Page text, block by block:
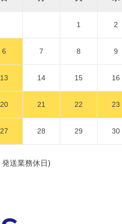
1 2
6 7 8 9
13 14 15 16
20 21 22 23
27 28 29 30
発送業務休日)